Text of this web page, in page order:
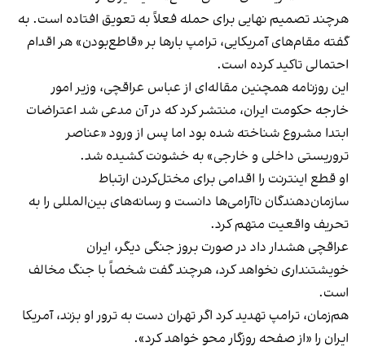
هرچند تصمیم نهایی برای حمله فعلاً به تعویق افتاده است. به
گفته مقام‌های آمریکایی، ترامپ بارها بر «قاطع‌بودن» هر اقدام
احتمالی تاکید کرده است.
این روزنامه همچنین مقاله‌ای از عباس عراقچی، وزیر امور
خارجه حکومت ایران، منتشر کرد که در آن مدعی شد اعتراضات
ابتدا مشروع شناخته شده بود اما پس از ورود «عناصر
تروریستی داخلی و خارجی» به خشونت کشیده شد.
او قطع اینترنت را اقدامی برای مختل‌کردن ارتباط
سازمان‌دهندگان ناآرامی‌ها دانست و رسانه‌های بین‌المللی را به
تحریف واقعیت متهم کرد.
عراقچی هشدار داد در صورت بروز جنگی دیگر، ایران
خویشتنداری نخواهد کرد، هرچند گفت شخصاً با جنگ مخالف
است.
هم‌زمان، ترامپ تهدید کرد اگر تهران دست به ترور او بزند، آمریکا
ایران را «از صفحه روزگار محو خواهد کرد».